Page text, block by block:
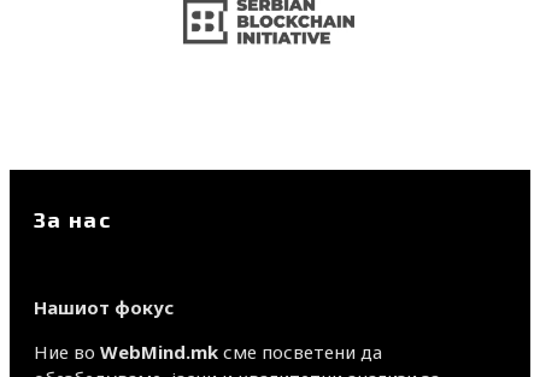
За нас
Нашиот фокус
Ние во WebMind.mk сме посветени да